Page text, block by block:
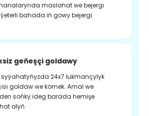
maslahat we bejergi
bahada iň gowy bejergi.
geňeşçi goldawy
syýahatyňyzda 24x7 lukmançylyk
goldaw we kömek. Amal we
soňky ideg barada hemişe
alyň.